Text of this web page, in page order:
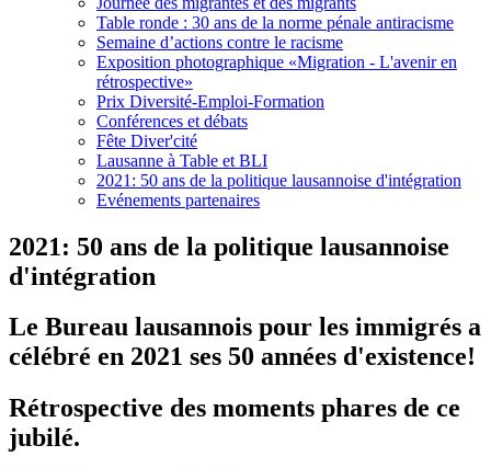
Table ronde : 30 ans de la norme pénale antiracisme
Semaine d’actions contre le racisme
Exposition photographique «Migration - L'avenir en
rétrospective»
Prix Diversité-Emploi-Formation
Conférences et débats
Fête Diver'cité
Lausanne à Table et BLI
2021: 50 ans de la politique lausannoise d'intégration
Evénements partenaires
2021: 50 ans de la politique lausannoise
d'intégration
Le Bureau lausannois pour les immigrés a
célébré en 2021 ses 50 années d'existence!
Rétrospective des moments phares de ce
jubilé.